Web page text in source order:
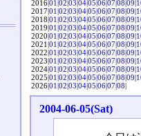
2016|01|02|03|04|05|06|07|08|09|
2017|01|02|03|04|05|06|07|08|09|
2018|01|02|03|04|05|06|07|08|09|
2019|01|02|03|04|05|06|07|08|09|
2020|01|02|03|04|05|06|07|08|09|
2021|01|02|03|04|05|06|07|08|09|
2022|01|02|03|04|05|06|07|08|09|
2023|01|02|03|04|05|06|07|08|09|
2024|01|02|03|04|05|06|07|08|09|
2025|01|02|03|04|05|06|07|08|09|
2026|01|02|03|04|05|06|07|08|
2004-06-05(Sat)